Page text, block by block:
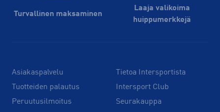
Turvallinen maksaminen
Laaja valikoima
huippu­merkkejä
Asiakaspalvelu
Tuotteiden palautus
Peruutusilmoitus
Tietoa Intersportista
Intersport Club
Seurakauppa